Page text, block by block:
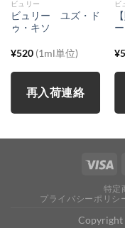
ビュリー
ビュリー ユズ・ド
ゥ・キソ
¥520 (1ml単位)
再入荷連絡
ビ
¥
特定
プライバシーポリシ